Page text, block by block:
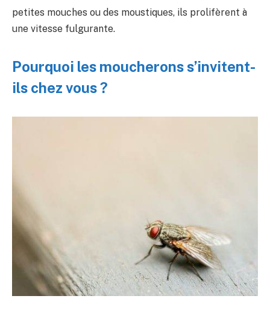
petites mouches ou des moustiques, ils prolifèrent à
une vitesse fulgurante.
Pourquoi les moucherons s’invitent-
ils chez vous ?